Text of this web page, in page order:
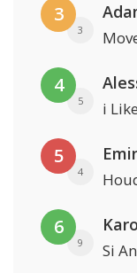
3
3
4
5 i
5
4
6
9 Si